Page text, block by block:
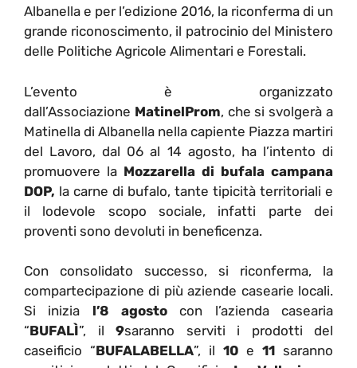
Albanella e per l’edizione 2016, la riconferma di un
grande riconoscimento, il patrocinio del Ministero
delle Politiche Agricole Alimentari e Forestali.
L’evento è organizzato
dall’Associazione MatinelProm, che si svolgerà a
Matinella di Albanella nella capiente Piazza martiri
del Lavoro, dal 06 al 14 agosto, ha l’intento di
promuovere la Mozzarella di bufala campana
DOP, la carne di bufalo, tante tipicità territoriali e
il lodevole scopo sociale, infatti parte dei
proventi sono devoluti in beneficenza.
Con consolidato successo, si riconferma, la
compartecipazione di più aziende casearie locali.
Si inizia l’8 agosto con l’azienda casearia
“BUFALÌ”, il 9saranno serviti i prodotti del
caseificio “BUFALABELLA”, il 10 e11 saranno